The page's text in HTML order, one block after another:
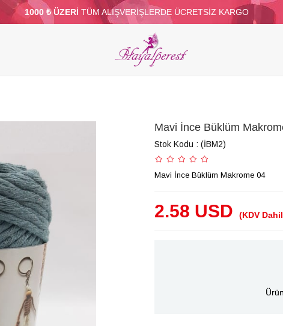
1000 ₺ ÜZERİ TÜM ALIŞVERİŞLERDE ÜCRETSİZ KARGO
PARTİ VE SÜS MALZEMELERİ TÜY BONCUKLAR
TOPTAN DİĞER
Mavi İnce Büklüm
Stok Kodu (İBM2)
Mavi İnce Büklüm Makrome 04
2.58 USD (KDV